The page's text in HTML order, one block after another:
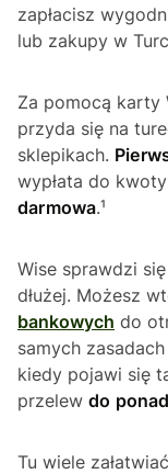
zapłacisz
lub zakupy w
Za pomocą karty
przyda się na
sklepikach.
wypłata do
darmowa.¹
Wise sprawdzi
dłużej. Możesz
bankowych do
samych
kiedy pojawi się
przelew do
Tu wiele